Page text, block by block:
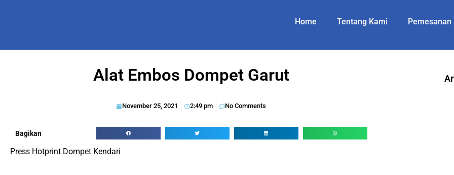
Home Tentang Kami Pemesanan
Alat Embos Dompet Garut
November 25, 2021 2:49 pm No Comments
Bagikan
Press Hotprint Dompet Kendari